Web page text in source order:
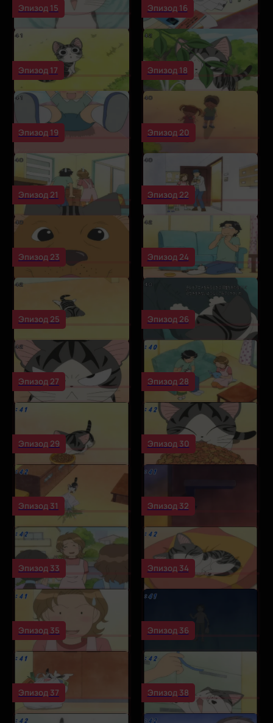
Эпизод 15 Эпизод 16
Эпизод 17 Эпизод 18
Эпизод 19 Эпизод 20
Эпизод 21 Эпизод 22
Эпизод 23 Эпизод 24
Эпизод 25 Эпизод 26
Эпизод 27 Эпизод 28
Эпизод 29 Эпизод 30
Эпизод 31 Эпизод 32
Эпизод 33 Эпизод 34
Эпизод 35 Эпизод 36
Эпизод 37 Эпизод 38